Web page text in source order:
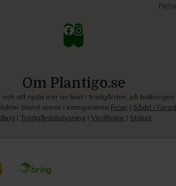
Om Plantigo.se
att njuta mer av livet i trädgården, på
bland annat i kategorierna Fröer| Sådd /
| Trädgårdsbelysning | Vindflöjlar | Staket.